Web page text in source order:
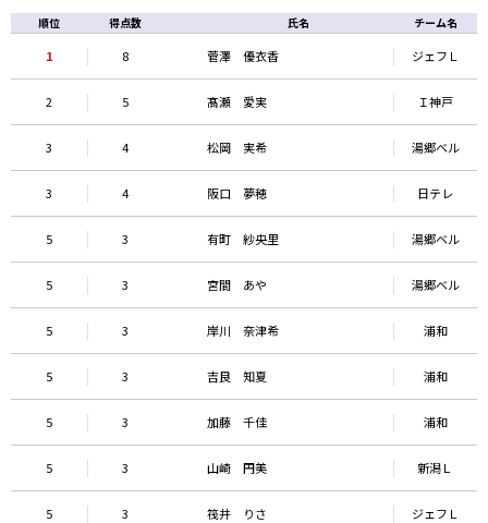
順位 得点数 氏名 チーム名
1 8 菅澤 優衣香 ジェフＬ
2 5 髙瀬 愛実 Ｉ神戸
3 4 松岡 実希 湯郷ベル
3 4 阪口 夢穂 日テレ
5 3 有町 紗央里 湯郷ベル
5 3 宮間 あや 湯郷ベル
5 3 岸川 奈津希 浦和
5 3 吉良 知夏 浦和
5 3 加藤 千佳 浦和
5 3 山崎 円美 新潟Ｌ
5 3 筏井 りさ ジェフＬ